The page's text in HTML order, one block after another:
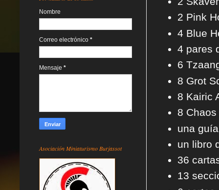
2 Pink
4 Blue
4 pares
6
8 Grot
8 Kairic
8
una
un libro
36
13
Nombre
Correo electrónico *
Mensaje *
Asociación Miniaturismo Burjassot